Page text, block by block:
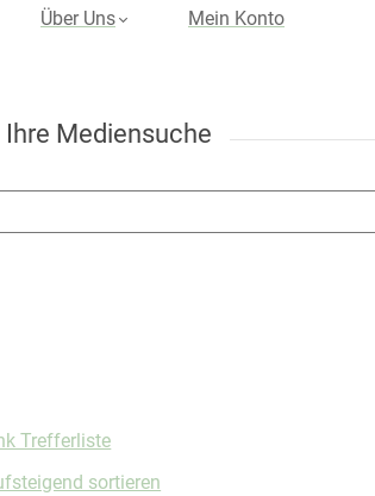
Über Uns Mein Konto
Ihre Mediensuche
wollen.
Trefferliste
sortieren